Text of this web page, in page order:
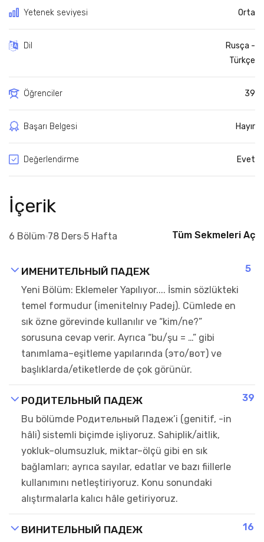
Yetenek seviyesi Orta
Dil
Rusça -
Türkçe
Öğrenciler 39
Başarı Belgesi Hayır
Değerlendirme Evet
İçerik
6 Bölüm 78 Ders 5 Hafta Tüm Sekmeleri Aç
ИМЕНИТЕЛЬНЫЙ ПАДЕЖ
Yeni Bölüm: Eklemeler Yapılıyor.... İsmin sözlükteki
temel formudur (imenitelnıy Padej). Cümlede en
sık özne görevinde kullanılır ve “kim/ne?”
sorusuna cevap verir. Ayrıca “bu/şu = …” gibi
tanımlama–eşitleme yapılarında (это/вот) ve
başlıklarda/etiketlerde de çok görünür.
5
РОДИТЕЛЬНЫЙ ПАДЕЖ
Bu bölümde Родительный Падеж’i (genitif, -in
hâli) sistemli biçimde işliyoruz. Sahiplik/aitlik,
yokluk–olumsuzluk, miktar–ölçü gibi en sık
bağlamları; ayrıca sayılar, edatlar ve bazı fiillerle
kullanımını netleştiriyoruz. Konu sonundaki
alıştırmalarla kalıcı hâle getiriyoruz.
39
ВИНИТЕЛЬНЫЙ ПАДЕЖ 16